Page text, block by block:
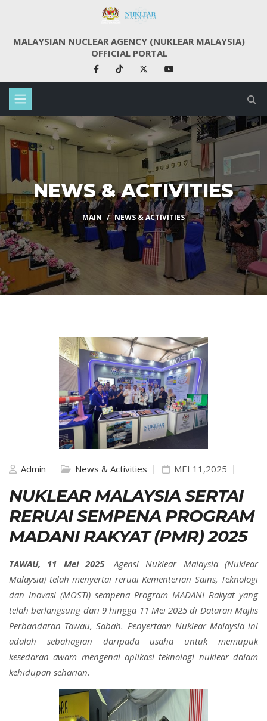
MALAYSIAN NUCLEAR AGENCY (NUKLEAR MALAYSIA)
OFFICIAL PORTAL
NEWS & ACTIVITIES
MAIN NEWS & ACTIVITIES
Admin News & Activities MEI 11,2025
NUKLEAR MALAYSIA SERTAI
RERUAI SEMPENA PROGRAM
MADANI RAKYAT (PMR) 2025
TAWAU, 11 Mei 2025- Agensi Nuklear Malaysia (Nuklear
Malaysia) telah menyertai reruai Kementerian Sains, Teknologi
dan Inovasi (MOSTI) sempena Program MADANI Rakyat yang
telah berlangsung dari 9 hingga 11 Mei 2025 di Dataran Majlis
Perbandaran Tawau, Sabah. Penyertaan Nuklear Malaysia ini
adalah sebahagian daripada usaha untuk memupuk
kesedaran awam mengenai aplikasi teknologi nuklear dalam
kehidupan seharian.